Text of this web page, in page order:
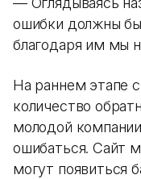
ошибки должны
благодаря им мы
На раннем этапе
количество
молодой
ошибаться. Сайт
могут появиться